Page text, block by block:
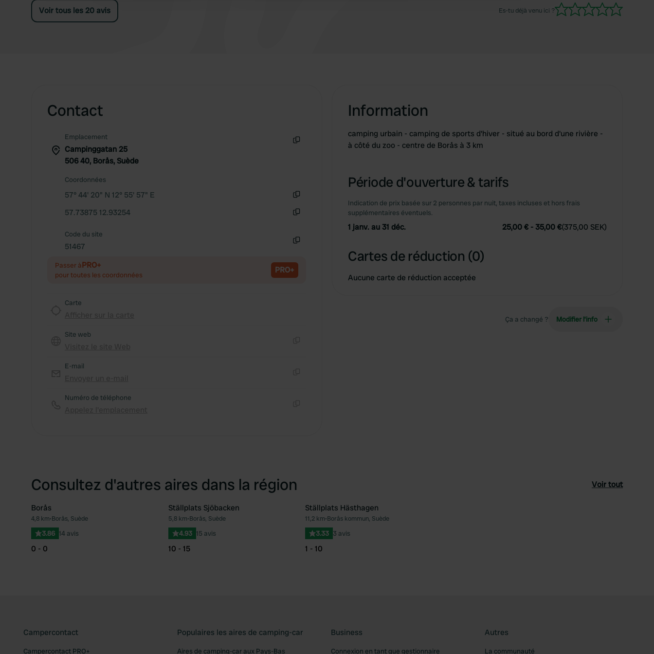
Voir tous les 20 avis Es-tu déjà venu ici ?
Contact
Emplacement
Campinggatan 25
506 40, Borås, Suède
Coordonnées
57° 44' 20" N 12° 55' 57" E
57.73875 12.93254
Code du site
51467
Passer àPRO+
pour toutes les coordonnées PRO+
Carte
Site web
E-mail
Numéro de téléphone
Information
camping urbain - camping de sports d'hiver - situé au bord d'une rivière -
à côté du zoo - centre de Borås à 3 km
Période d'ouverture & tarifs
Indication de prix basée sur 2 personnes par nuit, taxes incluses et hors frais
supplémentaires éventuels.
1 janv. au 31 déc. 25,00 € - 35,00 €(375,00 SEK)
Cartes de réduction (0)
Aucune carte de réduction acceptée
Ça a changé ? Modifier l’info
Consultez d'autres aires dans la région Voir tout
Préféré
Borås
4,8 km•Borås, Suède
3.86 14 avis
0 - 0
Préféré
Ställplats Sjöbacken
5,8 km•Borås, Suède
4.93 15 avis
10 - 15
Ställplats Hästhagen
11,2 km•Borås kommun, Suède
3.33 3 avis
1 - 10
Campercontact
Campercontact PRO+
Populaires les aires de camping-car
Aires de camping-car aux Pays-Bas
Business
Connexion en tant que gestionnaire
Autres
La communauté